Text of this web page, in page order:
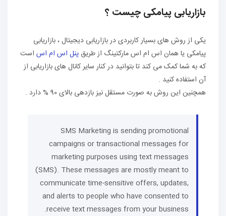
بازاریابی پیامکی چیست ؟
یکی از روش های بسیار کاربردی در بازاریابی دیجیتال ، بازاریابی
پیامکی یا همان اس ام اس مارکتینگ از طریق پنل اس ام اس است
که به شما کمک می کند تا بتوانید در کنار سایر کانال های بازاریابی از
آن استفاده کنید .
همچنین این روش به صورت مستقل نیز بازدهی بالای 90 % دارد .
SMS Marketing is sending promotional
campaigns or transactional messages for
marketing purposes using text messages
(SMS). These messages are mostly meant to
communicate time-sensitive offers, updates,
and alerts to people who have consented to
receive text messages from your business.